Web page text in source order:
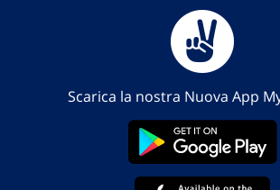
Scarica la nostra Nuova App